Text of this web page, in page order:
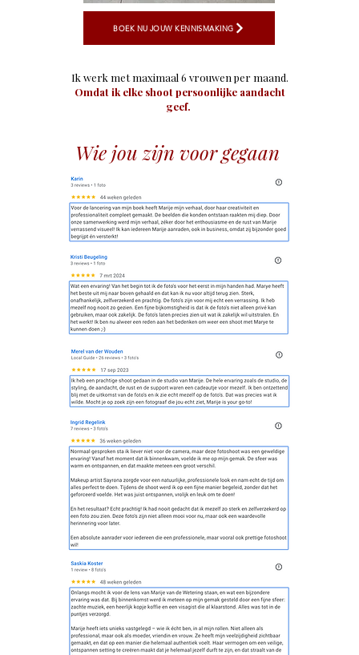
BOEK NU JOUW KENNISMAKING
​Ik werk met maximaal 6 vrouwen per maand.
Omdat ik elke shoot persoonlijke aandacht
geef.
Wie jou zijn voor gegaan